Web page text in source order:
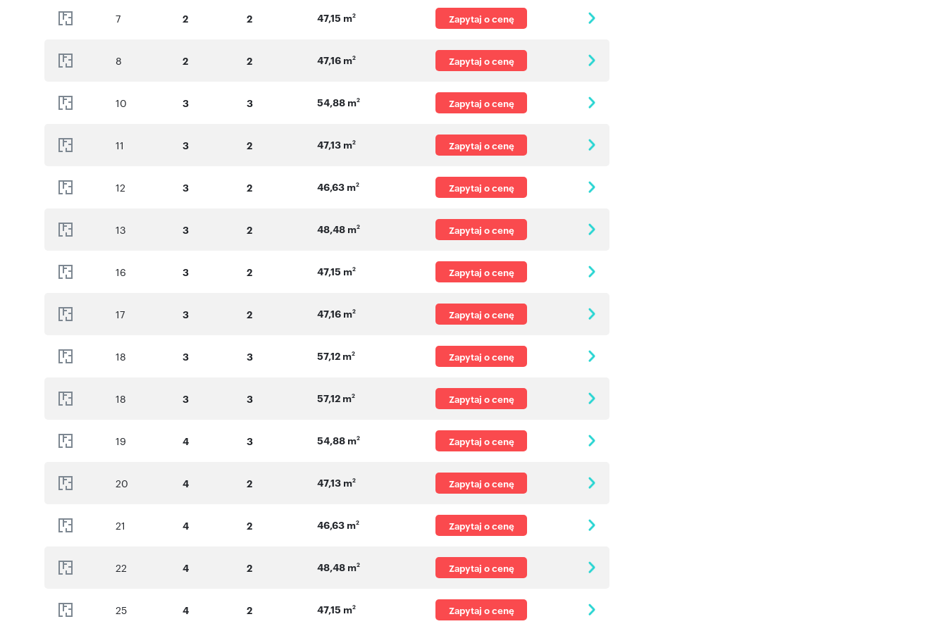
7 2 2 47,15 m2 Zapytaj o cenę
8 2 2 47,16 m2 Zapytaj o cenę
10 3 3 54,88 m2 Zapytaj o cenę
11 3 2 47,13 m2 Zapytaj o cenę
12 3 2 46,63 m2 Zapytaj o cenę
13 3 2 48,48 m2 Zapytaj o cenę
16 3 2 47,15 m2 Zapytaj o cenę
17 3 2 47,16 m2 Zapytaj o cenę
18 3 3 57,12 m2 Zapytaj o cenę
18 3 3 57,12 m2 Zapytaj o cenę
19 4 3 54,88 m2 Zapytaj o cenę
20 4 2 47,13 m2 Zapytaj o cenę
21 4 2 46,63 m2 Zapytaj o cenę
22 4 2 48,48 m2 Zapytaj o cenę
25 4 2 47,15 m2 Zapytaj o cenę